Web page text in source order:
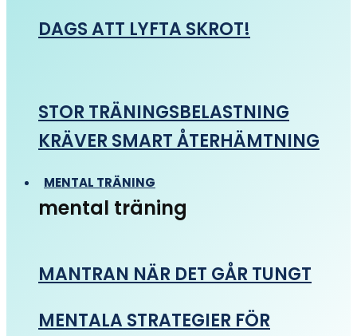
DAGS ATT LYFTA SKROT!
STOR TRÄNINGSBELASTNING
KRÄVER SMART ÅTERHÄMTNING
MENTAL TRÄNING
mental träning
MANTRAN NÄR DET GÅR TUNGT
MENTALA STRATEGIER FÖR